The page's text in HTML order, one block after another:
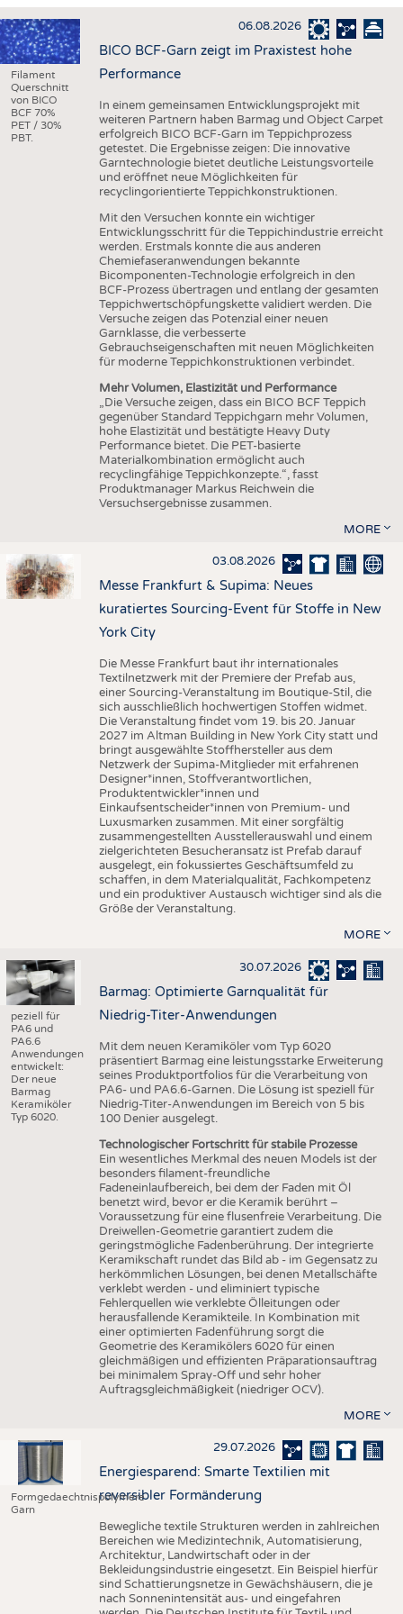
HAUS- UND HEIMTEXTILIEN
BEKLEIDUNG
TESTS
BUSINESS
UNTERNEHMEN
AUSSCHREIBUNGEN
DTV AUSSCHREIBUNGSDIENST
STATISTICS
ADRESSEN & LINKS
PUBLIKATIONEN
BRANCHENTERMINE
Filament
Querschnitt
von BICO
BCF 70%
PET / 30%
PBT.
06.08.2026
BICO BCF-Garn zeigt im Praxistest hohe
Performance
In einem gemeinsamen Entwicklungsprojekt mit
weiteren Partnern haben Barmag und Object Carpet
erfolgreich BICO BCF-Garn im Teppichprozess
getestet. Die Ergebnisse zeigen: Die innovative
Garntechnologie bietet deutliche Leistungsvorteile
und eröffnet neue Möglichkeiten für
recyclingorientierte Teppichkonstruktionen.
Mit den Versuchen konnte ein wichtiger
Entwicklungsschritt für die Teppichindustrie erreicht
werden. Erstmals konnte die aus anderen
Chemiefaseranwendungen bekannte
Bicomponenten-Technologie erfolgreich in den
BCF-Prozess übertragen und entlang der gesamten
Teppichwertschöpfungskette validiert werden. Die
Versuche zeigen das Potenzial einer neuen
Garnklasse, die verbesserte
Gebrauchseigenschaften mit neuen Möglichkeiten
für moderne Teppichkonstruktionen verbindet.
Mehr Volumen, Elastizität und Performance
„Die Versuche zeigen, dass ein BICO BCF Teppich
gegenüber Standard Teppichgarn mehr Volumen,
hohe Elastizität und bestätigte Heavy Duty
Performance bietet. Die PET-basierte
Materialkombination ermöglicht auch
recyclingfähige Teppichkonzepte.“, fasst
Produktmanager Markus Reichwein die
Versuchsergebnisse zusammen.
MORE
03.08.2026
Messe Frankfurt & Supima: Neues
kuratiertes Sourcing-Event für Stoffe in New
York City
Die Messe Frankfurt baut ihr internationales
Textilnetzwerk mit der Premiere der Prefab aus,
einer Sourcing-Veranstaltung im Boutique-Stil, die
sich ausschließlich hochwertigen Stoffen widmet.
Die Veranstaltung findet vom 19. bis 20. Januar
2027 im Altman Building in New York City statt und
bringt ausgewählte Stoffhersteller aus dem
Netzwerk der Supima-Mitglieder mit erfahrenen
Designer*innen, Stoffverantwortlichen,
Produktentwickler*innen und
Einkaufsentscheider*innen von Premium- und
Luxusmarken zusammen. Mit einer sorgfältig
zusammengestellten Ausstellerauswahl und einem
zielgerichteten Besucheransatz ist Prefab darauf
ausgelegt, ein fokussiertes Geschäftsumfeld zu
schaffen, in dem Materialqualität, Fachkompetenz
und ein produktiver Austausch wichtiger sind als die
Größe der Veranstaltung.
MORE
peziell für
PA6 und
PA6.6
Anwendungen
entwickelt:
Der neue
Barmag
Keramiköler
Typ 6020.
30.07.2026
Barmag: Optimierte Garnqualität für
Niedrig-Titer-Anwendungen
Mit dem neuen Keramiköler vom Typ 6020
präsentiert Barmag eine leistungsstarke Erweiterung
seines Produktportfolios für die Verarbeitung von
PA6- und PA6.6-Garnen. Die Lösung ist speziell für
Niedrig-Titer-Anwendungen im Bereich von 5 bis
100 Denier ausgelegt.
Technologischer Fortschritt für stabile Prozesse
Ein wesentliches Merkmal des neuen Models ist der
besonders filament-freundliche
Fadeneinlaufbereich, bei dem der Faden mit Öl
benetzt wird, bevor er die Keramik berührt –
Voraussetzung für eine flusenfreie Verarbeitung. Die
Dreiwellen-Geometrie garantiert zudem die
geringstmögliche Fadenberührung. Der integrierte
Keramikschaft rundet das Bild ab - im Gegensatz zu
herkömmlichen Lösungen, bei denen Metallschäfte
verklebt werden - und eliminiert typische
Fehlerquellen wie verklebte Ölleitungen oder
herausfallende Keramikteile. In Kombination mit
einer optimierten Fadenführung sorgt die
Geometrie des Keramikölers 6020 für einen
gleichmäßigen und effizienten Präparationsauftrag
bei minimalem Spray-Off und sehr hoher
Auftragsgleichmäßigkeit (niedriger OCV).
MORE
Formgedaechtnispolymere
Garn
29.07.2026
Energiesparend: Smarte Textilien mit
reversibler Formänderung
Bewegliche textile Strukturen werden in zahlreichen
Bereichen wie Medizintechnik, Automatisierung,
Architektur, Landwirtschaft oder in der
Bekleidungsindustrie eingesetzt. Ein Beispiel hierfür
sind Schattierungsnetze in Gewächshäusern, die je
nach Sonnenintensität aus- und eingefahren